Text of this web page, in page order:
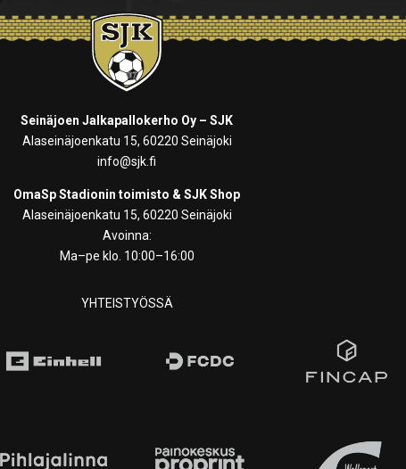
Seinäjoen Jalkapallokerho Oy – SJK
Alaseinäjoenkatu 15, 60220 Seinäjoki
info@sjk.fi
OmaSp Stadionin toimisto & SJK Shop
Alaseinäjoenkatu 15, 60220 Seinäjoki
Avoinna:
Ma–pe klo. 10:00–16:00
YHTEISTYÖSSÄ